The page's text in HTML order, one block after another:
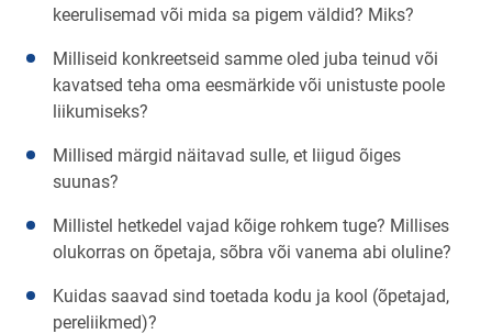
keerulisemad või mida sa pigem väldid? Miks?
Milliseid konkreetseid samme oled juba teinud või
kavatsed teha oma eesmärkide või unistuste poole
liikumiseks?
Millised märgid näitavad sulle, et liigud õiges
suunas?
Millistel hetkedel vajad kõige rohkem tuge? Millises
olukorras on õpetaja, sõbra või vanema abi oluline?
Kuidas saavad sind toetada kodu ja kool (õpetajad,
pereliikmed)?